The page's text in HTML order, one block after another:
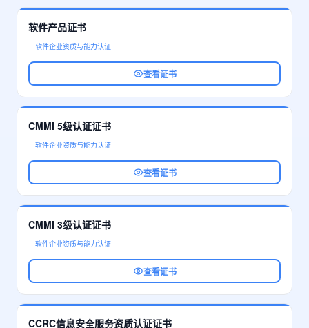
软件产品证书
软件企业资质与能力认证
查看证书
CMMI 5级认证证书
软件企业资质与能力认证
查看证书
CMMI 3级认证证书
软件企业资质与能力认证
查看证书
CCRC信息安全服务资质认证证书